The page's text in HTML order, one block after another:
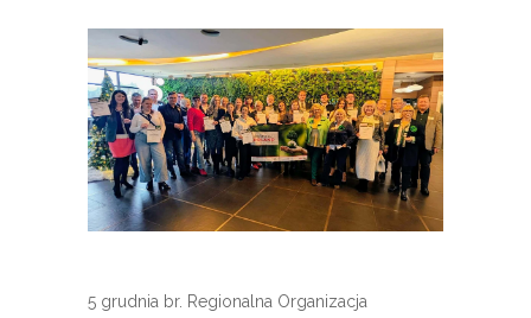
5 grudnia br. Regionalna Organizacja